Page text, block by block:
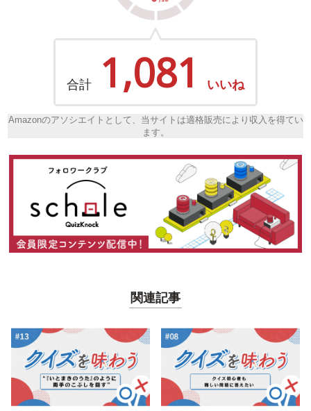
合計 1,081 いいね
Amazonのアソシエイトとして、当サイトは適格販売により収入を得てい
ます。
関連記事